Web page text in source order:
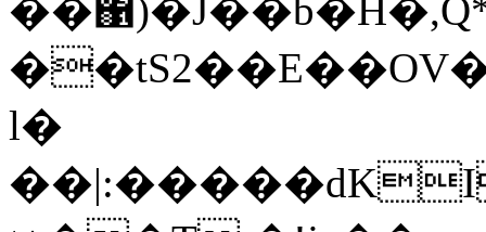
l�